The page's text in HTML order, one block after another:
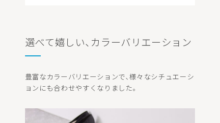
選べて嬉しい､カラーバリエーション
豊富なカラーバリエーションで､様々なシチュエーシ
ョンにも合わせやすくなりました。